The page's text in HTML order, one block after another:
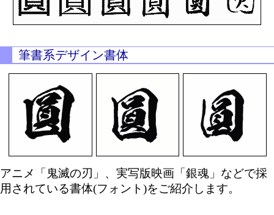
筆書系デザイン書体
アニメ「鬼滅の刃」、実写版映画「銀魂」などで採
用されている書体(フォント)をご紹介します。